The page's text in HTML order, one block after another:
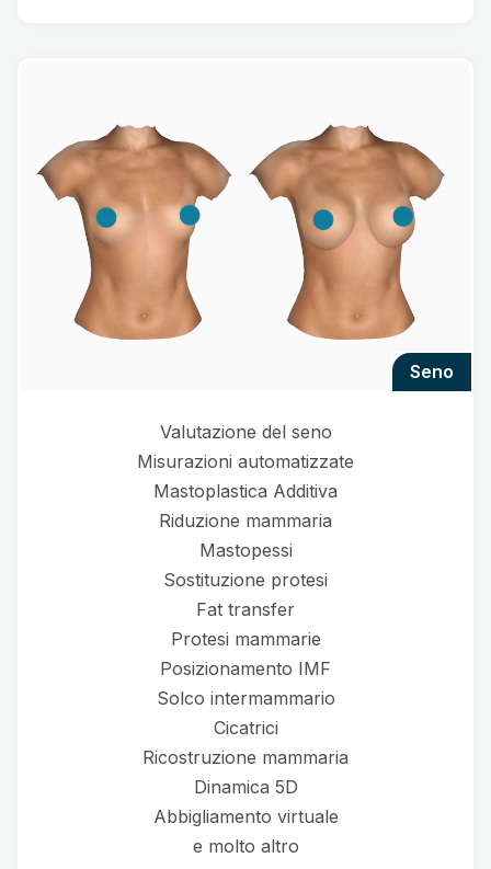
seno
Valutazione del seno
Misurazioni automatizzate
Mastoplastica Additiva
Riduzione mammaria
Mastopessi
Sostituzione protesi
Fat transfer
Protesi mammarie
Posizionamento IMF
Solco intermammario
Cicatrici
Ricostruzione mammaria
Dinamica 5D
Abbigliamento virtuale
e molto altro